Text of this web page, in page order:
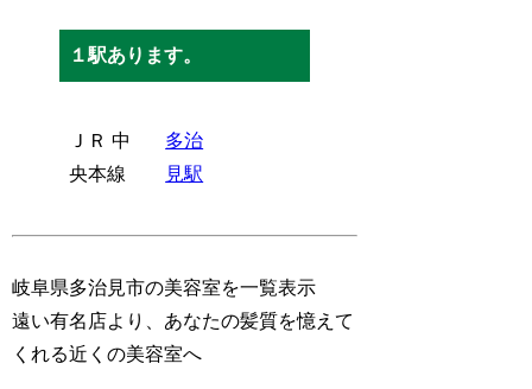
１駅あります。
ＪＲ 中
央本線
多治
見駅
岐阜県多治見市の美容室を一覧表示
遠い有名店より、あなたの髪質を憶えて
くれる近くの美容室へ